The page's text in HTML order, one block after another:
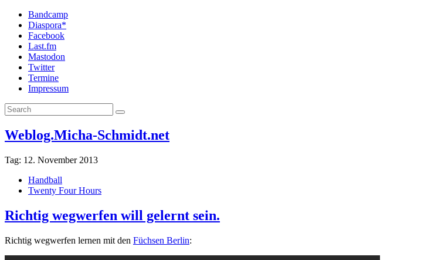
Bandcamp
Diaspora*
Facebook
Last.fm
Mastodon
Twitter
Termine
Impressum
Weblog.Micha-Schmidt.net
Tag: 12. November 2013
Handball
Twenty Four Hours
Richtig wegwerfen will gelernt sein.
Richtig wegwerfen lernen mit den Füchsen Berlin: